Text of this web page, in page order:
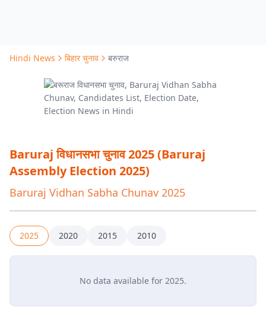
Hindi News बिहार चुनाव बरुराज
Barurajविधानसभा चुनाव 2025 (Baruraj
Assembly Election 2025)
Baruraj Vidhan Sabha Chunav 2025
2025 2020 2015 2010
No data available for 2025.